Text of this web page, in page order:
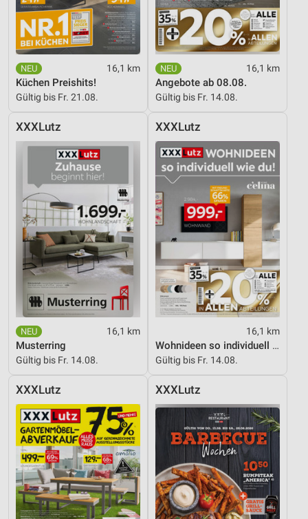
16,1 km
Küchen Preishits!
Gültig bis Fr. 21.08.
16,1 km
Angebote ab 08.08.
Gültig bis Fr. 14.08.
XXXLutz
16,1 km
Musterring
Gültig bis Fr. 14.08.
XXXLutz
16,1 km
Wohnideen so individuell wie du!
Gültig bis Fr. 14.08.
XXXLutz XXXLutz